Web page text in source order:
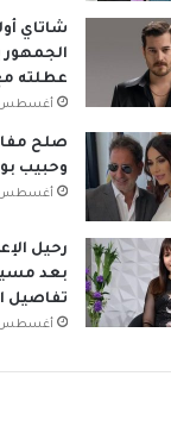
شاتاي
الجمهور
عطلته
أغسطس 6,
صلح
وحبيب
أغسطس 6,
رحيل
بعد
تفاصيل
أغسطس 6,